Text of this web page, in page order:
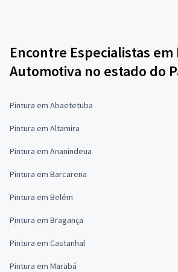
Encontre Especialistas
Automotiva no estado do
Pintura em Abaetetuba
Pintura em Altamira
Pintura em Ananindeua
Pintura em Barcarena
Pintura em Belém
Pintura em Bragança
Pintura em Castanhal
Pintura em Marabá